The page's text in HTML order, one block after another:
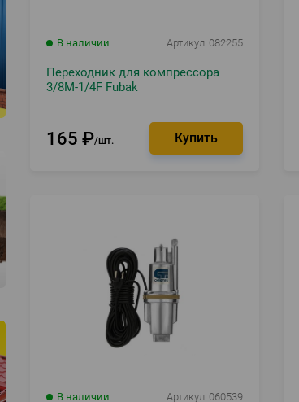
В наличии Артикул 082255
Переходник для компрессора
3/8М-1/4F Fubak
165 ₽ шт.
В наличии Артикул 060539